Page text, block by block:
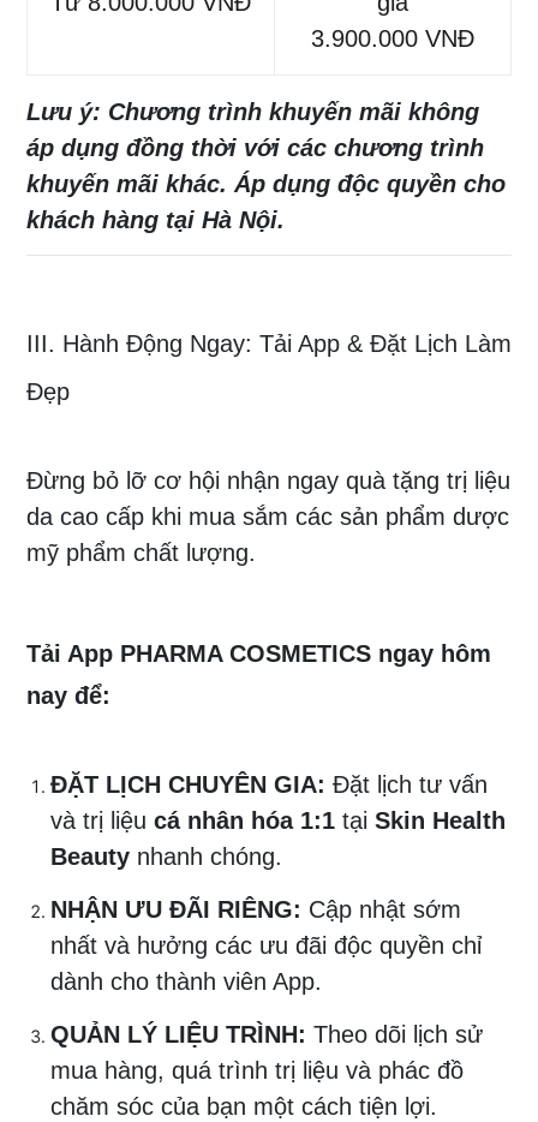
3.900.000 VNĐ
Lưu ý: Chương trình khuyến mãi không
áp dụng đồng thời với các chương trình
khuyến mãi khác. Áp dụng độc quyền cho
khách hàng tại Hà Nội.
III. Hành Động Ngay: Tải App & Đặt Lịch Làm
Đẹp
Đừng bỏ lỡ cơ hội nhận ngay quà tặng trị liệu
da cao cấp khi mua sắm các sản phẩm dược
mỹ phẩm chất lượng.
Tải App PHARMA COSMETICS ngay hôm
nay để:
ĐẶT LỊCH CHUYÊN GIA: Đặt lịch tư vấn
và trị liệu cá nhân hóa 1:1 tại Skin Health
Beauty nhanh chóng.
NHẬN ƯU ĐÃI RIÊNG: Cập nhật sớm
nhất và hưởng các ưu đãi độc quyền chỉ
dành cho thành viên App.
QUẢN LÝ LIỆU TRÌNH: Theo dõi lịch sử
mua hàng, quá trình trị liệu và phác đồ
chăm sóc của bạn một cách tiện lợi.